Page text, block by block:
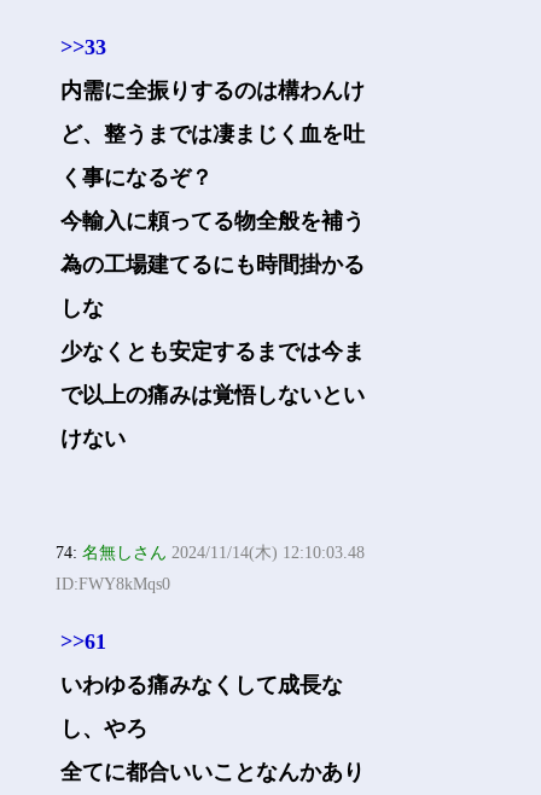
>>33
内需に全振りするのは構わんけ
ど、整うまでは凄まじく血を吐
く事になるぞ？
今輸入に頼ってる物全般を補う
為の工場建てるにも時間掛かる
しな
少なくとも安定するまでは今ま
で以上の痛みは覚悟しないとい
けない
74:名無しさん 2024/11/14(木) 12:10:03.48
ID:FWY8kMqs0
>>61
いわゆる痛みなくして成長な
し、やろ
全てに都合いいことなんかあり